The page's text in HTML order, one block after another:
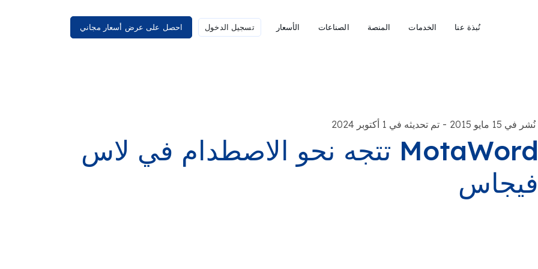
نُبذة عنا الخدمات المنصة الصناعات الأسعار تسجيل الدخول احصل على عرض أسعار مجاني
نُشر في 15 مايو 2015 - تم تحديثه في 1 أكتوبر 2024
MotaWord تتجه نحو الاصطدام في لاس
فيجاس